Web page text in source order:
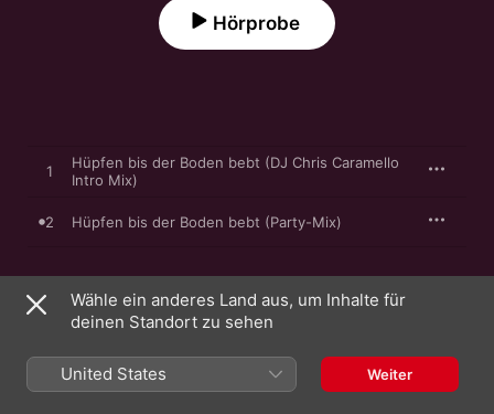
Hörprobe
1
Hüpfen bis der Boden bebt (DJ Chris Caramello
Intro Mix)
2 Hüpfen bis der Boden bebt (Party-Mix)
24. April 2026
2 Titel, 5 Minuten
license to Universal Music GmbH
Wähle ein anderes Land aus, um Inhalte für
deinen Standort zu sehen
United States Weiter